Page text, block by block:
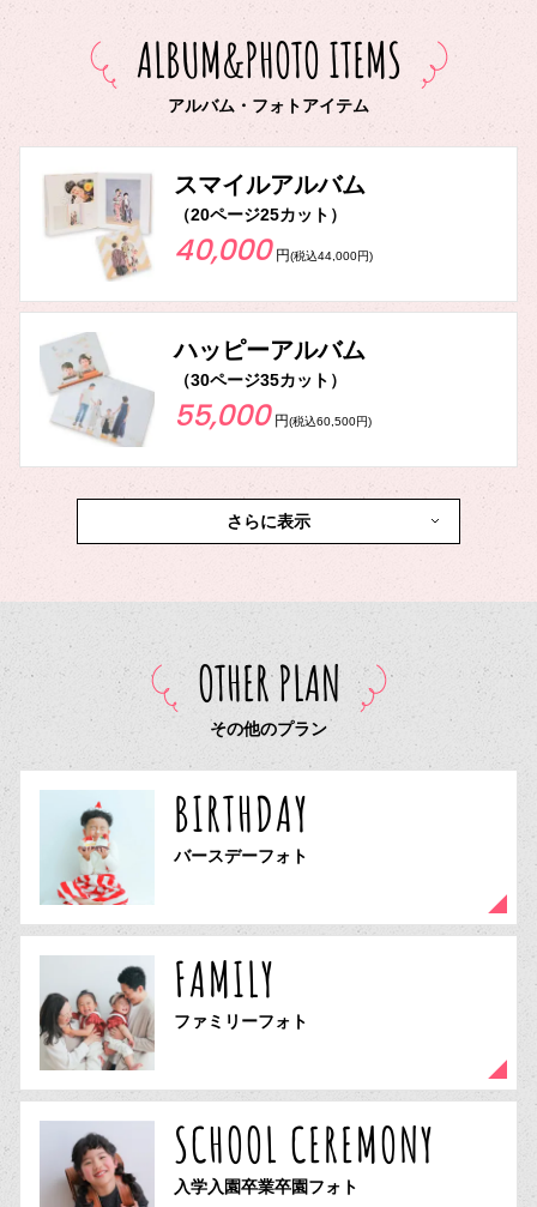
ALBUM&PHOTO ITEMS
アルバム・フォトアイテム
スマイルアルバム
（20ページ25カット）
40,000 円(税込44,000円)
ハッピーアルバム
（30ページ35カット）
55,000 円(税込60,500円)
さらに表示
OTHER PLAN
その他のプラン
BIRTHDAY
バースデーフォト
FAMILY
ファミリーフォト
SCHOOL CEREMONY
入学入園卒業卒園フォト